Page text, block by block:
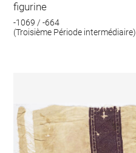
figurine
-1069 / -664
(Troisième Période intermédiaire)